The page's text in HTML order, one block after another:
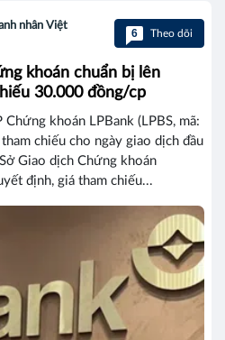
nhân Việt
6 Theo dõi
khoán chuẩn bị lên
30.000 đồng/cp
khoán LPBank (LPBS, mã:
chiếu cho ngày giao dịch đầu
Giao dịch Chứng khoán
định, giá tham chiếu...